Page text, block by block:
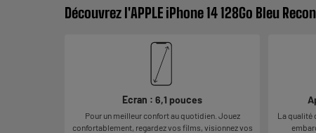
Découvrez l'APPLE iPhone 14 128Go Bleu
Ecran : 6,1 pouces
Pour un meilleur confort au quotidien. Jouez
confortablement, regardez vos films, visionnez vos
La qualité